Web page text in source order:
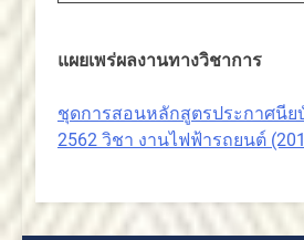
แผยเพร่ผลงานทางวิชาการ
ชุดการสอนหลักสูตรประกาศนีย
2562 วิชา งานไฟฟ้ารถยนต์